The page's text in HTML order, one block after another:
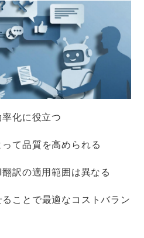
化に役立つ
て品質を高められる
訳の適用範囲は異なる
ことで最適なコストバラン